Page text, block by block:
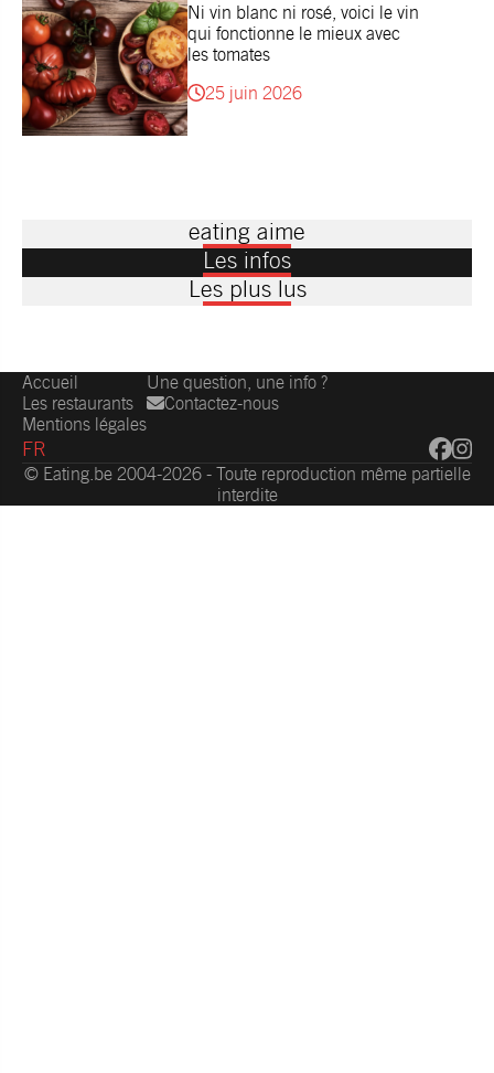
Ni vin blanc ni rosé, voici le vin
qui fonctionne le mieux avec
les tomates
25 juin 2026
eating aime
Les infos
Les plus lus
Accueil
Les restaurants
Mentions légales
Une question, une info ?
Contactez-nous
FR
© Eating.be 2004-2026 - Toute reproduction même partielle
interdite